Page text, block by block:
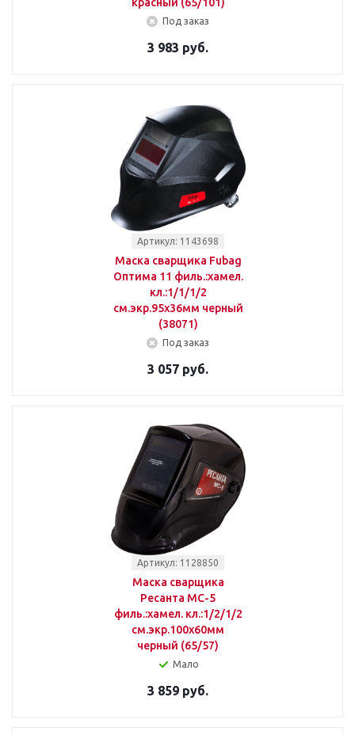
Под заказ
3 983 руб.
Артикул: 1143698
Маска сварщика Fubag
Оптима 11 филь.:хамел.
кл.:1/1/1/2
см.экр.95x36мм черный
(38071)
Под заказ
3 057 руб.
Артикул: 1128850
Маска сварщика
Ресанта МС-5
филь.:хамел. кл.:1/2/1/2
см.экр.100x60мм
черный (65/57)
Мало
3 859 руб.